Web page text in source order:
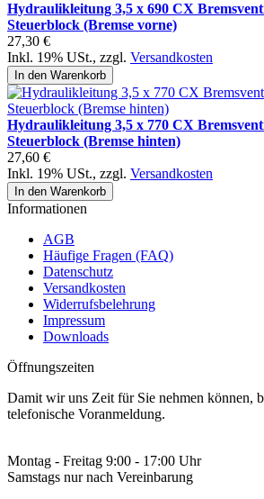
Hydraulikleitung 3,5 x 690 CX
Steuerblock (Bremse vorne)
27,30 €
Inkl. 19% USt., zzgl. Versandkosten
In den Warenkorb
Hydraulikleitung 3,5 x 770 CX
Steuerblock (Bremse hinten)
27,60 €
Inkl. 19% USt., zzgl. Versandkosten
In den Warenkorb
Informationen
AGB
Häufige Fragen (FAQ)
Datenschutz
Versandkosten
Widerrufsbelehrung
Impressum
Downloads
Öffnungszeiten
Damit wir uns Zeit für Sie nehmen können,
telefonische Voranmeldung.
Montag - Freitag 9:00 - 17:00 Uhr
Samstags nur nach Vereinbarung